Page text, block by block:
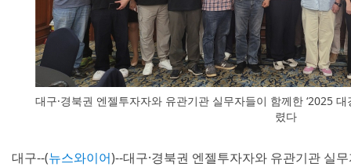
대구·경북권 엔젤투자자와 유관기관 실무자들이 함께한 ‘2025
렸다
대구--(뉴스와이어)--대구·경북권 엔젤투자자와 유관기관 실